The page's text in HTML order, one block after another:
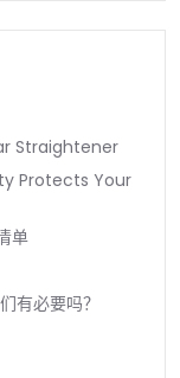
Straightener
Protects Your
单
有必要吗？